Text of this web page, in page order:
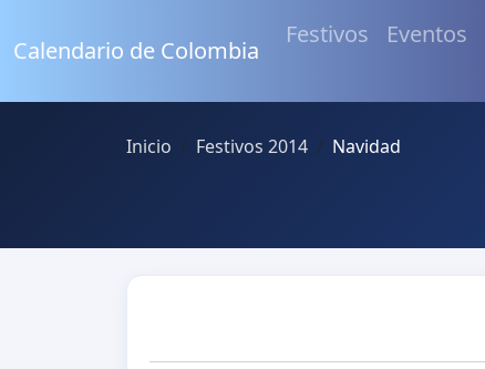
Calendario de Colombia
Festivos Eventos
Inicio Festivos 2014 Navidad